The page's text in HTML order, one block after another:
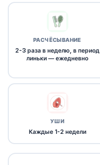
РАСЧЁСЫВАНИЕ
2-3 раза в неделю, в период
линьки — ежедневно
УШИ
Каждые 1-2 недели